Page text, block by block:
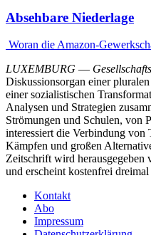
Absehbare Niederlage
Woran die Amazon-
LUXEMBURG —
Diskussionsorgan einer
einer sozialistischen
Analysen und Strategien
Strömungen und Schulen, von
interessiert die Verbindung
Kämpfen und großen
Zeitschrift wird
und erscheint kostenfrei dreimal
Kontakt
Abo
Impressum